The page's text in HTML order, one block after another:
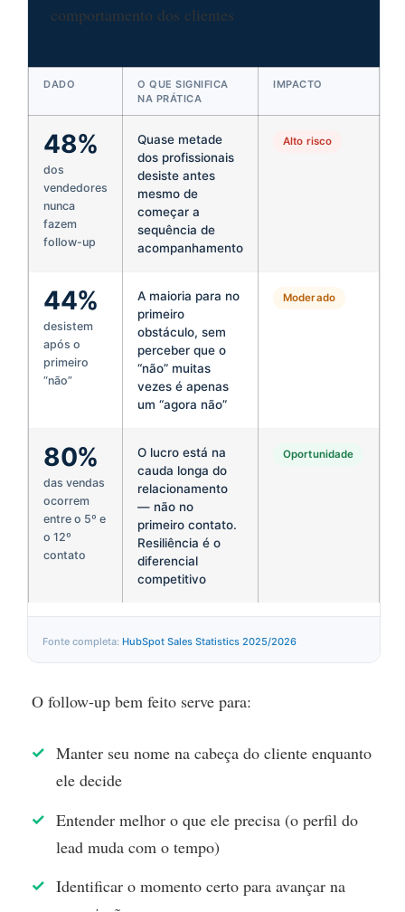
comportamento dos clientes
DADO
O QUE SIGNIFICA
NA PRÁTICA
IMPACTO
48%
dos
vendedores
nunca
fazem
follow-up
Quase metade
dos profissionais
desiste antes
mesmo de
começar a
sequência de
acompanhamento
Alto risco
44%
desistem
após o
primeiro
“não”
A maioria para no
primeiro
obstáculo, sem
perceber que o
“não” muitas
vezes é apenas
um “agora não”
Moderado
80%
das vendas
ocorrem
entre o 5º e
o 12º
contato
O lucro está na
cauda longa do
relacionamento
— não no
primeiro contato.
Resiliência é o
diferencial
competitivo
Oportunidade
Fonte completa: HubSpot Sales Statistics 2025/2026
O follow-up bem feito serve para:
Manter seu nome na cabeça do cliente enquanto
ele decide
Entender melhor o que ele precisa (o perfil do
lead muda com o tempo)
Identificar o momento certo para avançar na